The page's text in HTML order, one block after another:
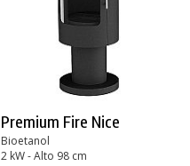
Premium Fire Nice
Bioetanol
2 kW - Alto 98 cm